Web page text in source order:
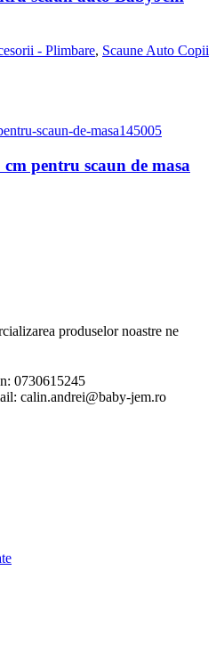
- Plimbare, Scaune Auto Copii
pentru scaun de masa
produselor noastre ne
0730615245
calin.andrei@baby-jem.ro